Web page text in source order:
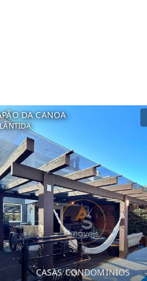
DA CANOA
CASAS CONDOMINIOS